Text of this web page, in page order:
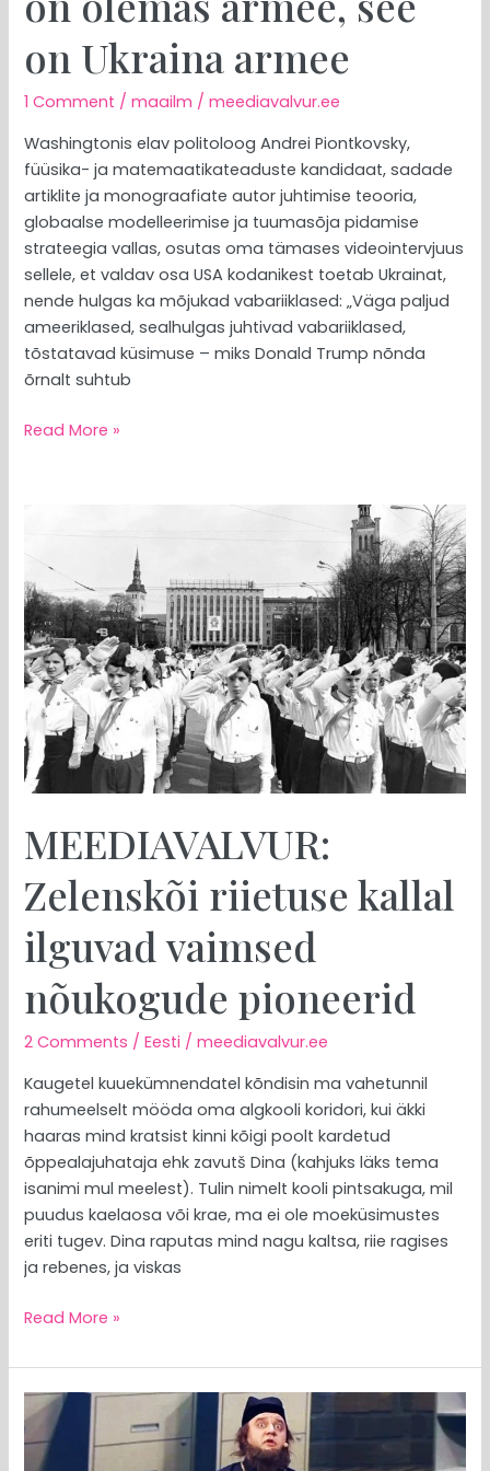
on Ukraina armee
1 Comment /maailm /meediavalvur.ee
Washingtonis elav politoloog Andrei Piontkovsky,
füüsika- ja matemaatikateaduste kandidaat, sadade
artiklite ja monograafiate autor juhtimise teooria,
globaalse modelleerimise ja tuumasõja pidamise
strateegia vallas, osutas oma tämases videointervjuus
sellele, et valdav osa USA kodanikest toetab Ukrainat,
nende hulgas ka mõjukad vabariiklased: „Väga paljud
ameeriklased, sealhulgas juhtivad vabariiklased,
tõstatavad küsimuse – miks Donald Trump nõnda
õrnalt suhtub
Read More »
MEEDIAVALVUR:
Zelenskõi riietuse kallal
ilguvad vaimsed
nõukogude pioneerid
2 Comments /Eesti /meediavalvur.ee
Kaugetel kuuekümnendatel kõndisin ma vahetunnil
rahumeelselt mööda oma algkooli koridori, kui äkki
haaras mind kratsist kinni kõigi poolt kardetud
õppealajuhataja ehk zavutš Dina (kahjuks läks tema
isanimi mul meelest). Tulin nimelt kooli pintsakuga, mil
puudus kaelaosa või krae, ma ei ole moeküsimustes
eriti tugev. Dina raputas mind nagu kaltsa, riie ragises
ja rebenes, ja viskas
riietuse
kallal
ilguvad
vaimsed
nõukogude
pioneerid
Read More »
MEEDIAVALVUR:
klerikaalide
anekdoodid